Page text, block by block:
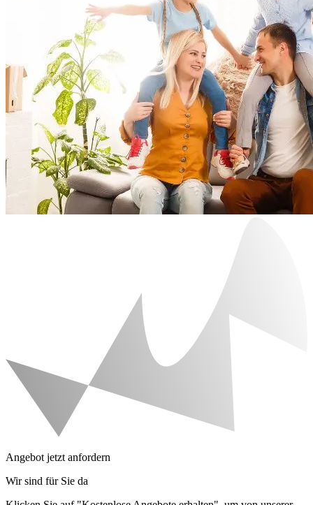
Angebot jetzt anfordern
Wir sind für Sie da